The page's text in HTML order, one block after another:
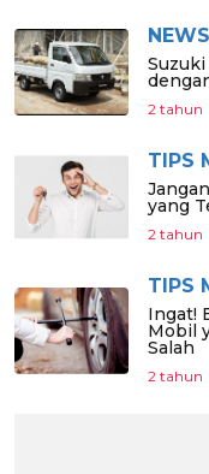
NEWS
2 tahun
TIPS
yang
2 tahun
TIPS
Ingat!
Mobil
Salah
2 tahun